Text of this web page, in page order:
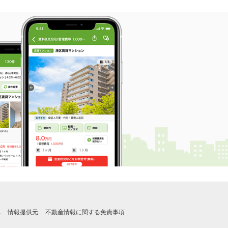
情報提供元 不動産情報に関する免責事項